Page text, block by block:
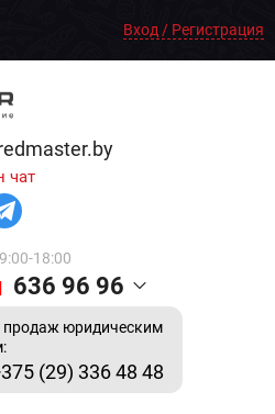
Вход / Регистрация
чат
18:00
636 96 96
продаж юридическим
(29) 336 48 48